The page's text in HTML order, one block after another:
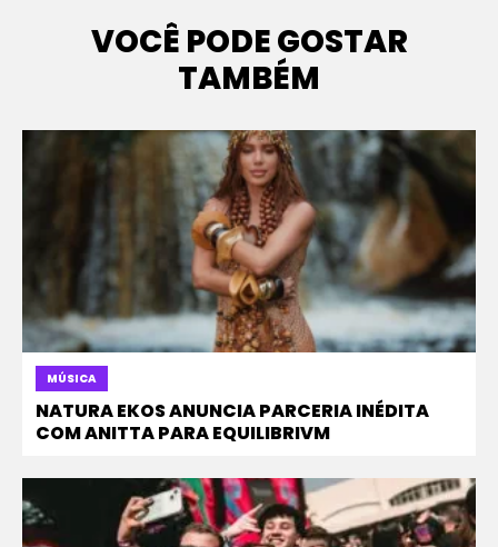
VOCÊ PODE GOSTAR
TAMBÉM
MÚSICA
NATURA EKOS ANUNCIA PARCERIA INÉDITA
COM ANITTA PARA EQUILIBRIVM